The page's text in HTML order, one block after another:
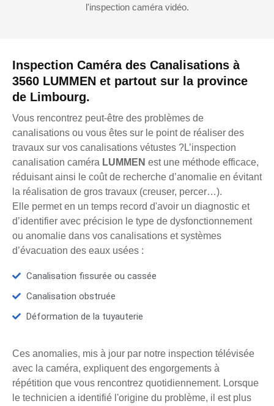
Inspection Caméra des Canalisations à
3560 LUMMEN et partout sur la province
de Limbourg.
Vous rencontrez peut-être des problèmes de
canalisations ou vous êtes sur le point de réaliser des
travaux sur vos canalisations vétustes ?L’inspection
canalisation caméra LUMMEN est une méthode efficace,
réduisant ainsi le coût de recherche d’anomalie en évitant
la réalisation de gros travaux (creuser, percer…).
Elle permet en un temps record d'avoir un diagnostic et
d’identifier avec précision le type de dysfonctionnement
ou anomalie dans vos canalisations et systèmes
d’évacuation des eaux usées :
Canalisation fissurée ou cassée
Canalisation obstruée
Déformation de la tuyauterie
Ces anomalies, mis à jour par notre inspection télévisée
avec la caméra, expliquent des engorgements à
répétition que vous rencontrez quotidiennement. Lorsque
le technicien a identifié l'origine du problème, il est plus
l'inspection caméra vidéo.